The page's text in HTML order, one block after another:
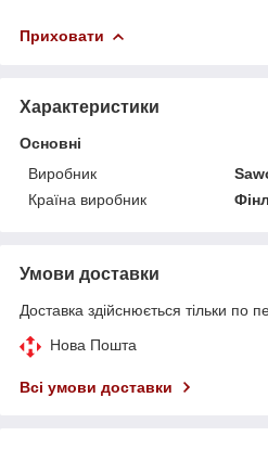
Приховати
Характеристики
Основні
Виробник
Країна виробник
Умови доставки
Доставка здійснюється тільки по
Нова Пошта
Всі умови доставки